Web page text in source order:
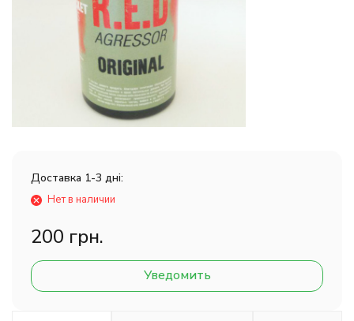
Доставка 1-3 дні:
Нет в наличии
200 грн.
Уведомить